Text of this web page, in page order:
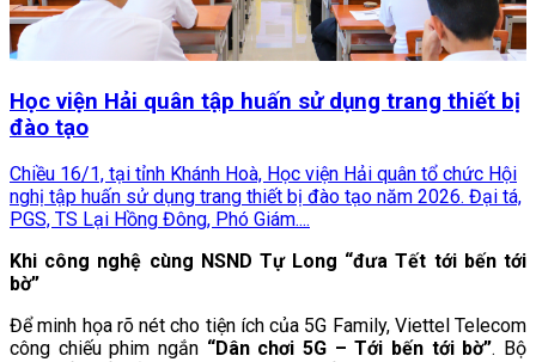
Học viện Hải quân tập huấn sử dụng trang thiết bị
đào tạo
Chiều 16/1, tại tỉnh Khánh Hoà, Học viện Hải quân tổ chức Hội
nghị tập huấn sử dụng trang thiết bị đào tạo năm 2026. Đại tá,
PGS, TS Lại Hồng Đông, Phó Giám....
Khi công nghệ cùng NSND Tự Long “đưa Tết tới bến tới
bờ”
Để minh họa rõ nét cho tiện ích của 5G Family, Viettel Telecom
công chiếu phim ngắn “Dân chơi 5G – Tới bến tới bờ”. Bộ